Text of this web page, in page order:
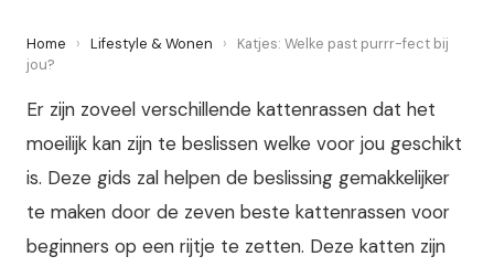
Home › Lifestyle & Wonen ›
Katjes: Welke past purrr-fect bij
jou?
Er zijn zoveel verschillende kattenrassen dat het
moeilijk kan zijn te beslissen welke voor jou geschikt
is. Deze gids zal helpen de beslissing gemakkelijker
te maken door de zeven beste kattenrassen voor
beginners op een rijtje te zetten. Deze katten zijn